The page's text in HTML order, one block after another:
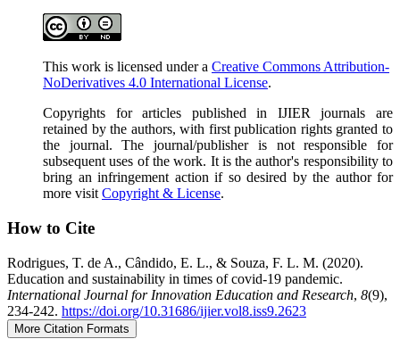
This work is licensed under a Creative Commons Attribution-
NoDerivatives 4.0 International License.
Copyrights for articles published in IJIER journals are
retained by the authors, with first publication rights granted to
the journal. The journal/publisher is not responsible for
subsequent uses of the work. It is the author's responsibility to
bring an infringement action if so desired by the author for
more visitCopyright & License.
How to Cite
Rodrigues, T. de A., Cândido, E. L., & Souza, F. L. M. (2020).
Education and sustainability in times of covid-19 pandemic.
International Journal for Innovation Education and Research, 8(9),
234-242. https://doi.org/10.31686/ijier.vol8.iss9.2623
More Citation Formats